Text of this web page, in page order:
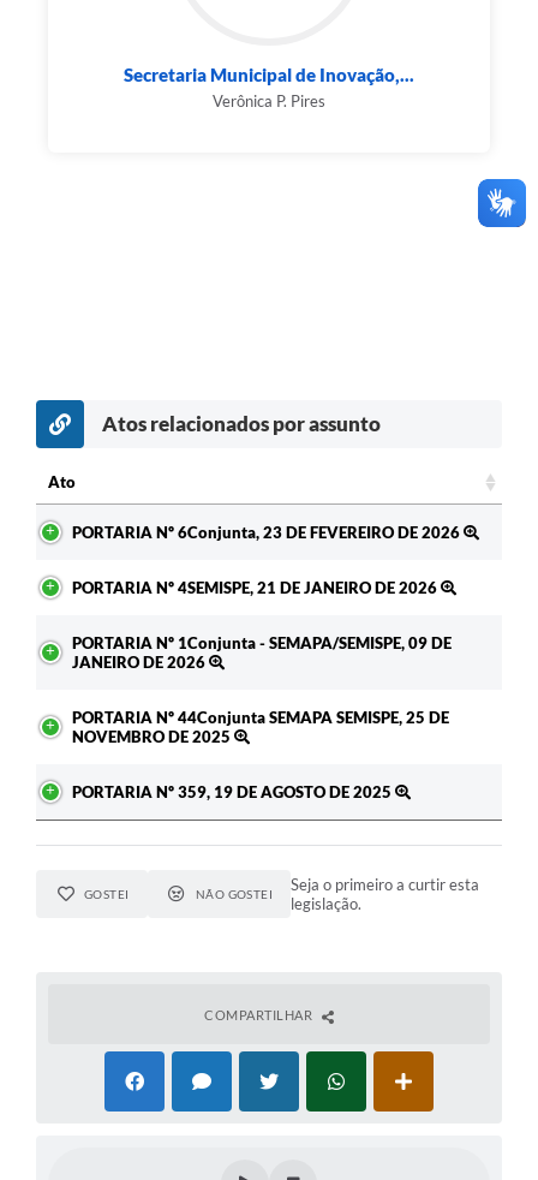
Secretaria Municipal de Inovação,...
Verônica P. Pires
Atos relacionados por assunto
Ato
PORTARIA Nº 6Conjunta, 23 DE FEVEREIRO DE 2026
PORTARIA Nº 4SEMISPE, 21 DE JANEIRO DE 2026
PORTARIA Nº 1Conjunta - SEMAPA/SEMISPE, 09 DE
JANEIRO DE 2026
PORTARIA Nº 44Conjunta SEMAPA SEMISPE, 25 DE
NOVEMBRO DE 2025
PORTARIA Nº 359, 19 DE AGOSTO DE 2025
GOSTEI NÃO GOSTEI
Seja o primeiro a curtir esta
legislação.
COMPARTILHAR